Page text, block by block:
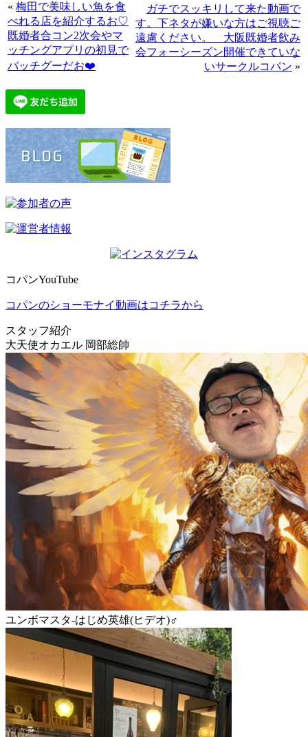
« 梅田で美味しい魚を食
べれる店を紹介するお♡
既婚者合コン2次会やマ
ッチングアプリの初見で
バッチグーだお❤️
ガチでスッキリして来た動画で
す。下ネタが嫌いな方はご視聴ご
遠慮ください。 大阪既婚者飲み
会フォーシーズン開催できていな
いサークルコパン »
コパンYouTube
コパンのショーモナイ動画はコチラから
スタッフ紹介
大天使オカエル 岡部総帥
ユンボマスタ-はじめ英雄(ヒデオ)♂